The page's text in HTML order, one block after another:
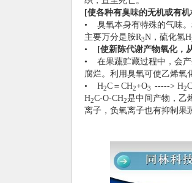
[使各种有臭味的无机或有
• 臭氧本身有特殊的气味。
主要万分是胺R3N，硫化氢H
•
[使新陈代谢产物氧化，
• 在果蔬贮藏过程中，会产
腐烂。利用臭氧可使乙烯氧
• H2C＝CH2+O3 -----> H2
H2C-O-CH2是中间产物，乙
离子，负氧离子也有抑制果